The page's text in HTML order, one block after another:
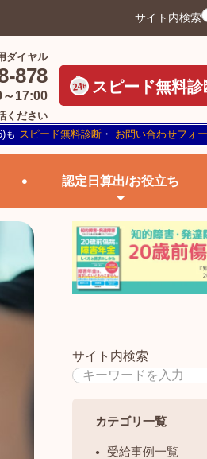
サイト内検索
ダイヤル
878
17:00
ください
スピード無料診
も スピード無料診断 ・ お問い合わせフォ
認定日算出/お役立ち
サイト内検索
カテゴリ一覧
受給事例一覧